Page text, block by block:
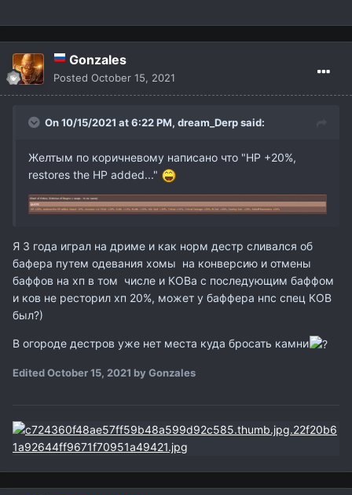
Gonzales
Posted October 15, 2021
On 10/15/2021 at 6:22 PM, dream_Derpsaid:
Желтым по коричневому написано что "HP +20%,
restores the HP added..."
Я 3 года играл на дриме и как норм дестр сливался об
бафера путем одевания хомы на конверсию и отмены
баффов на хп в том числе и КОВа с последующим баффом
и ков не ресторил хп 20%, может у баффера нпс спец КОВ
был?)
В огороде дестров уже нет места куда бросать камни
EditedOctober 15, 2021 by Gonzales